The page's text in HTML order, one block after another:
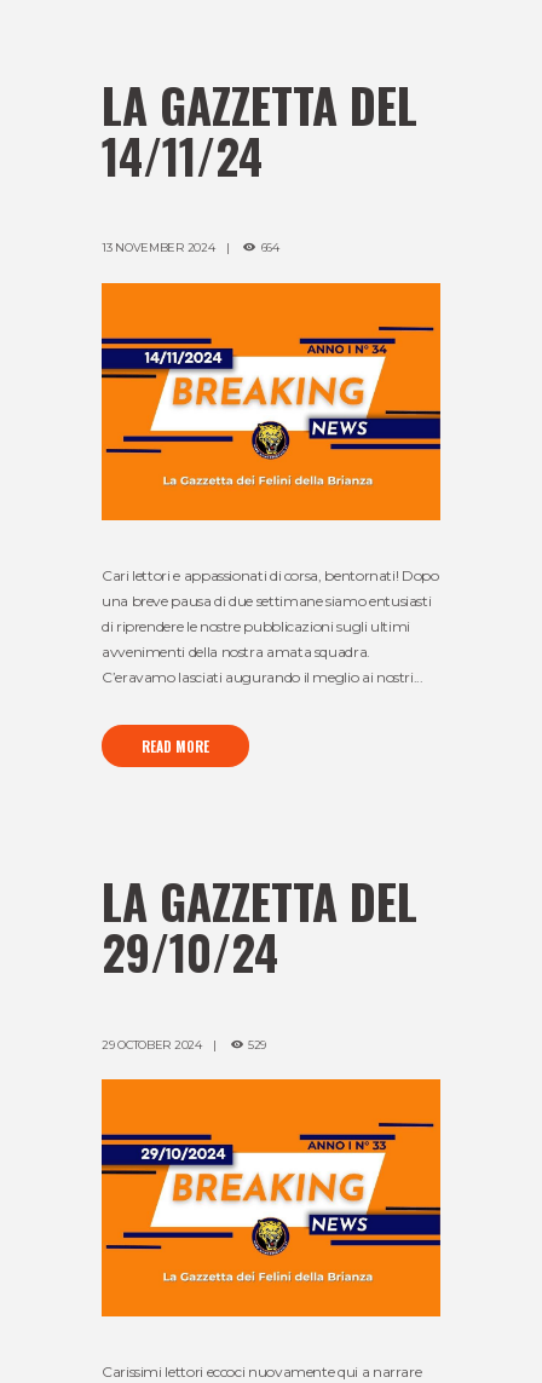
LA GAZZETTA DEL
14/11/24
13 NOVEMBER 2024 664
Cari lettori e appassionati di corsa, bentornati! Dopo
una breve pausa di due settimane siamo entusiasti
di riprendere le nostre pubblicazioni sugli ultimi
avvenimenti della nostra amata squadra.
C’eravamo lasciati augurando il meglio ai nostri...
READ MORE
LA GAZZETTA DEL
29/10/24
29 OCTOBER 2024 529
Carissimi lettori eccoci nuovamente qui a narrare